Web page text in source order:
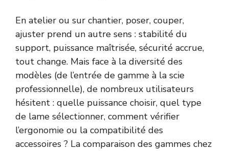
En atelier ou sur chantier, poser, couper,
ajuster prend un autre sens : stabilité du
support, puissance maîtrisée, sécurité accrue,
tout change. Mais face à la diversité des
modèles (de l’entrée de gamme à la scie
professionnelle), de nombreux utilisateurs
hésitent : quelle puissance choisir, quel type
de lame sélectionner, comment vérifier
l’ergonomie ou la compatibilité des
accessoires ? La comparaison des gammes chez